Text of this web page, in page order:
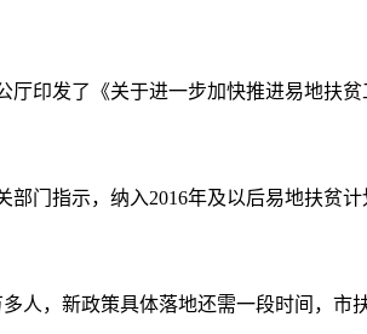
厅印发了《关于进一步加快推进易地扶
门指示，纳入2016年及以后易地扶贫
人，新政策具体落地还需一段时间，市